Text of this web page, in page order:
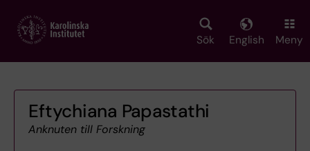
main
Sök English Meny
Eftychiana Papastathi
Anknuten till Forskning